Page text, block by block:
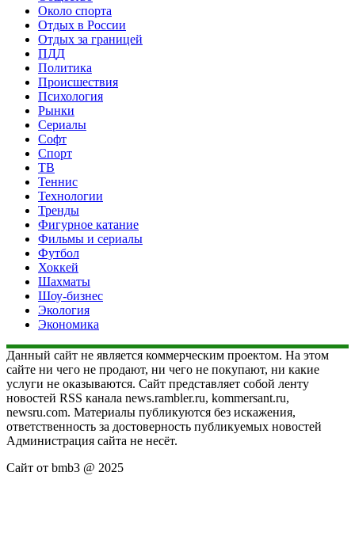
Около спорта
Отдых в России
Отдых за границей
ПДД
Политика
Происшествия
Психология
Рынки
Сериалы
Софт
Спорт
ТВ
Теннис
Технологии
Тренды
Фигурное катание
Фильмы и сериалы
Футбол
Хоккей
Шахматы
Шоу-бизнес
Экология
Экономика
Данный сайт не является коммерческим проектом. На этом
сайте ни чего не продают, ни чего не покупают, ни какие
услуги не оказываются. Сайт представляет собой ленту
новостей RSS канала news.rambler.ru, kommersant.ru,
newsru.com. Материалы публикуются без искажения,
ответственность за достоверность публикуемых новостей
Администрация сайта не несёт.
Сайт от bmb3 @ 2025